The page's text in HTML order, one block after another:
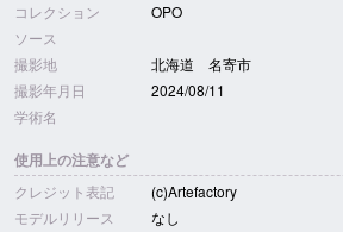
コレクション
OPO
ソース
撮影地
北海道 名寄市
撮影年月日
2024/08/11
学術名
使用上の注意など
クレジット表記
(c)Artefactory
モデルリリース
なし